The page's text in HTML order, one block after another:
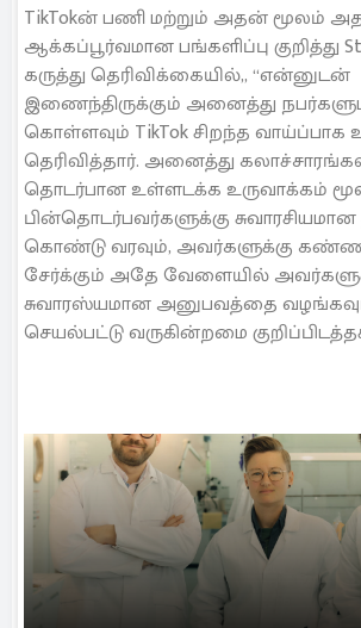
TikTokன் பணி மற்றும் அதன் மூலம்
ஆக்கப்பூர்வமான பங்களிப்பு குறித்து
கருத்து தெரிவிக்கையில்,, “என்னுடன்
இணைந்திருக்கும் அனைத்து
கொள்ளவும் TikTok சிறந்த வாய்ப்பாக
தெரிவித்தார். அனைத்து
தொடர்பான உள்ளடக்க உருவாக்கம்
பின்தொடர்பவர்களுக்கு
கொண்டு வரவும், அவர்களுக்கு
சேர்க்கும் அதே வேளையில்
சுவாரஸ்யமான அனுபவத்தை வழங்கவும்
செயல்பட்டு வருகின்றமை